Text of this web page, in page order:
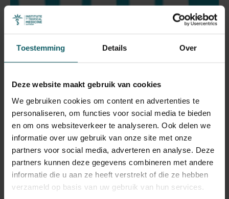
Toestemming Details Over
Deze website maakt gebruik van cookies
We gebruiken cookies om content en advertenties te
personaliseren, om functies voor social media te bieden
en om ons websiteverkeer te analyseren. Ook delen we
informatie over uw gebruik van onze site met onze
partners voor social media, adverteren en analyse. Deze
partners kunnen deze gegevens combineren met andere
informatie die u aan ze heeft verstrekt of die ze hebben
verzameld op basis van uw gebruik van hun services.
OUT.BE biedt een overzicht van aankomende
evenementen in Antwerpen.
Bezoek OUT.BE